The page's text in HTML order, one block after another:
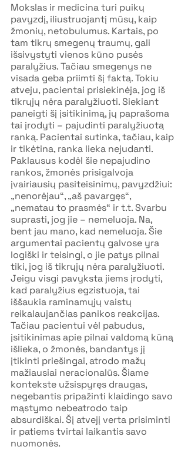
Mokslas ir medicina turi puikų
pavyzdį, iliustruojantį mūsų, kaip
žmonių, netobulumus. Kartais, po
tam tikrų smegenų traumų, gali
išsivystyti vienos kūno pusės
paralyžius. Tačiau smegenys ne
visada geba priimti šį faktą. Tokiu
atveju, pacientai prisiekinėja, jog iš
tikrųjų nėra paralyžiuoti. Siekiant
paneigti šį įsitikinimą, jų paprašoma
tai įrodyti – pajudinti paralyžiuotą
ranką. Pacientai sutinka, tačiau, kaip
ir tikėtina, ranka lieka nejudanti.
Paklausus kodėl šie nepajudino
rankos, žmonės prisigalvoja
įvairiausių pasiteisinimų, pavyzdžiui:
„nenorėjau“, „aš pavargęs“,
„nematau to prasmės“ ir t.t. Svarbu
suprasti, jog jie – nemeluoja. Na,
bent jau mano, kad nemeluoja. Šie
argumentai pacientų galvose yra
logiški ir teisingi, o jie patys pilnai
tiki, jog iš tikrųjų nėra paralyžiuoti.
Jeigu visgi pavyksta jiems įrodyti,
kad paralyžius egzistuoja, tai
iššaukia raminamųjų vaistų
reikalaujančias panikos reakcijas.
Tačiau pacientui vėl pabudus,
įsitikinimas apie pilnai valdomą kūną
išlieka, o žmonės, bandantys jį
įtikinti priešingai, atrodo mažų
mažiausiai neracionalūs. Šiame
kontekste užsispyręs draugas,
negebantis pripažinti klaidingo savo
mąstymo nebeatrodo taip
absurdiškai. Šį atvejį verta prisiminti
ir patiems tvirtai laikantis savo
nuomonės.